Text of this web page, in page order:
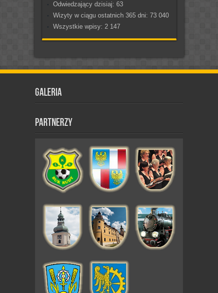
Odwiedzający dzisiaj: 63
Wizyty w ciągu ostatnich 365 dni: 73 040
Wszystkie wpisy: 2 147
Galeria
Partnerzy